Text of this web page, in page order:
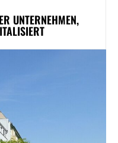
UNTERNEHMEN,